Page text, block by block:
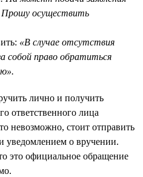
Прошу осуществить
«В случае отсутствия
собой право обратиться
лично и получить
ответственного лица
невозможно, стоит отправить
уведомлением о вручении.
это официальное обращение